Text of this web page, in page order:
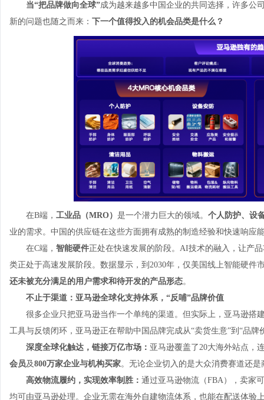
当“把品牌做向全球”成为越来越多中国企业的共同选择，许多公
新的问题也随之而来： 下一个值得投入的机会品类是什么？
在B端， 工业品（MRO） 是一个潜力巨大的领域。 个人防护、设
业的需求。中国的供应链在这些方面拥有成熟的制造经验和快速响应
在C端， 智能硬件正处在快速发展的阶段。AI技术的融入，让产
类正处于高速发展阶段。数据显示，到2030年，仅美国线上智能硬件
还未被充分满足的用户需求和待开发的产品形态。
不止于渠道：亚马逊全球化支持体系，“反哺”品牌价值
很多企业只把亚马逊当作一个单纯的渠道。但实际上，亚马逊搭
工具与反馈闭环，亚马逊正在帮助中国品牌完成从“卖货生意”到“品牌
深度全球化触达，链接万亿市场： 亚马逊覆盖了20大海外站点，
会员及800万家企业与机构买家。无论企业切入的是大众消费赛道还
高效物流履约，实现效率制胜： 通过亚马逊物流（FBA），卖家
均可由亚马逊处理。企业无需在海外自建物流体系，也能在配送体验